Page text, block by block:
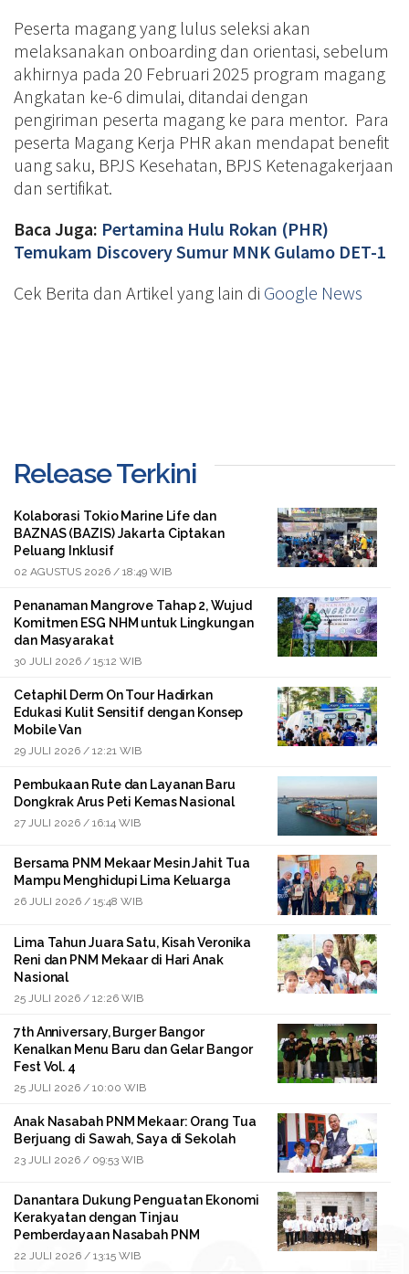
Peserta magang yang lulus seleksi akan
melaksanakan onboarding dan orientasi, sebelum
akhirnya pada 20 Februari 2025 program magang
Angkatan ke-6 dimulai, ditandai dengan
pengiriman peserta magang ke para mentor. Para
peserta Magang Kerja PHR akan mendapat benefit
uang saku, BPJS Kesehatan, BPJS Ketenagakerjaan
dan sertifikat.
Baca Juga: Pertamina Hulu Rokan (PHR)
Temukam Discovery Sumur MNK Gulamo DET-1
Cek Berita dan Artikel yang lain di Google News
Release Terkini
Kolaborasi Tokio Marine Life dan
BAZNAS (BAZIS) Jakarta Ciptakan
Peluang Inklusif
02 AGUSTUS 2026 / 18:49 WIB
Penanaman Mangrove Tahap 2, Wujud
Komitmen ESG NHM untuk Lingkungan
dan Masyarakat
30 JULI 2026 / 15:12 WIB
Cetaphil Derm On Tour Hadirkan
Edukasi Kulit Sensitif dengan Konsep
Mobile Van
29 JULI 2026 / 12:21 WIB
Pembukaan Rute dan Layanan Baru
Dongkrak Arus Peti Kemas Nasional
27 JULI 2026 / 16:14 WIB
Bersama PNM Mekaar Mesin Jahit Tua
Mampu Menghidupi Lima Keluarga
26 JULI 2026 / 15:48 WIB
Lima Tahun Juara Satu, Kisah Veronika
Reni dan PNM Mekaar di Hari Anak
Nasional
25 JULI 2026 / 12:26 WIB
7th Anniversary, Burger Bangor
Kenalkan Menu Baru dan Gelar Bangor
Fest Vol. 4
25 JULI 2026 / 10:00 WIB
Anak Nasabah PNM Mekaar: Orang Tua
Berjuang di Sawah, Saya di Sekolah
23 JULI 2026 / 09:53 WIB
Danantara Dukung Penguatan Ekonomi
Kerakyatan dengan Tinjau
Pemberdayaan Nasabah PNM
22 JULI 2026 / 13:15 WIB